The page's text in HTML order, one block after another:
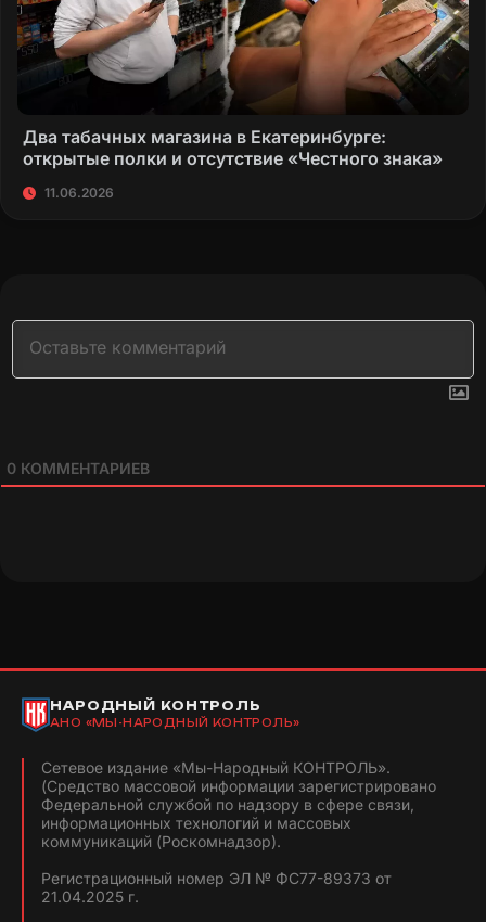
Два табачных магазина в Екатеринбурге:
открытые полки и отсутствие «Честного знака»
11.06.2026
0 КОММЕНТАРИЕВ
НАРОДНЫЙ КОНТРОЛЬ
АНО «МЫ-НАРОДНЫЙ КОНТРОЛЬ»
Сетевое издание «Мы-Народный КОНТРОЛЬ».
(Средство массовой информации зарегистрировано
Федеральной службой по надзору в сфере связи,
информационных технологий и массовых
коммуникаций (Роскомнадзор).
Регистрационный номер ЭЛ № ФС77-89373 от
21.04.2025 г.